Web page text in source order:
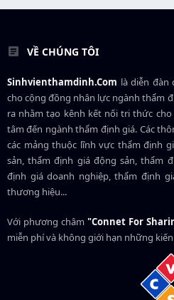
VỀ CHÚNG TÔI
Sinhvienthamdinh.Com là diễn đàn
cho cộng đồng nhân lực ngànhthẩm
ra nhằm tạo kênh kết nối tri thức
tâm đến ngành thẩm định giá. Các
các mảng thuộc lĩnh vực thẩm định
sản, thẩm định giá động sản, thẩm
định giá doanh nghiệp, thẩm định
thương hiệu...
Với phương châm"Connet For
miễn phí và không giới hạn những